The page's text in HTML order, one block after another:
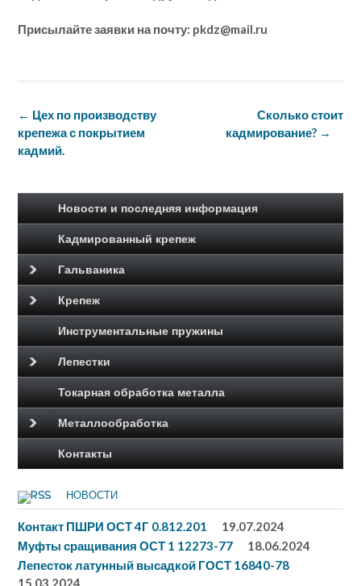
Присылайте заявки на почту: pkdz@mail.ru
Навигация
по
записям
Сколько стоит
кадмирование? →
← Цех по производству
крепежа с покрытием
кадмий.
Новости и последняя информация
Кадмированный крепеж
Гальваника
Крепеж
Инструментальные пружины
Лепестки
Токарная обработка металла
Металлообработка
Контакты
НОВОСТИ
Контакт ПШРИ ОСТ 4Г 0.812.201
19.07.2024
Муфты сращивания ОСТ 1 12273-77
18.06.2024
Лепесток латунный высадкой ГОСТ 16840-78
15.03.2024